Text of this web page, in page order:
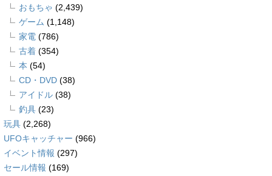
おもちゃ (2,439)
ゲーム (1,148)
家電 (786)
古着 (354)
本 (54)
CD・DVD (38)
アイドル (38)
釣具 (23)
玩具 (2,268)
UFOキャッチャー (966)
イベント情報 (297)
セール情報 (169)